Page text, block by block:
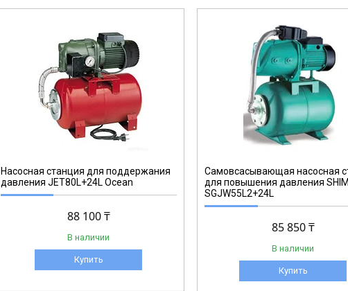
Насосная станция для поддержания
давления JET80L+24L Ocean
88 100 ₸
В наличии
Купить
Самовсасывающая насосная
для повышения давления
SGJW55L2+24L
85 850 ₸
В наличии
Купить